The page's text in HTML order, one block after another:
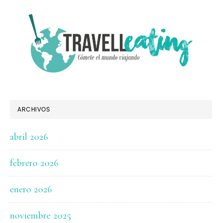
FOOTER
ARCHIVOS
abril 2026
febrero 2026
enero 2026
noviembre 2025